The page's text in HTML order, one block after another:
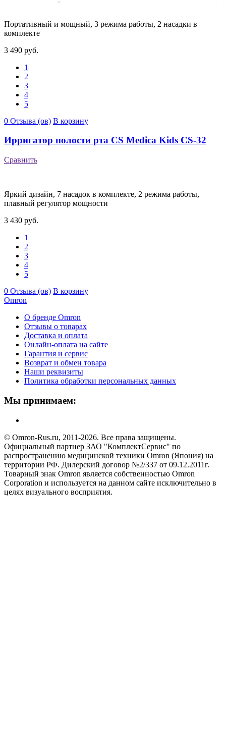
Портативный и мощный, 3 режима работы, 2 насадки в
комплекте
3 490 руб.
1
2
3
4
5
0 Отзыва (ов) В корзину
Ирригатор полости рта CS Medica Kids CS-32
Сравнить
Яркий дизайн, 7 насадок в комплекте, 2 режима работы,
плавный регулятор мощности
3 430 руб.
1
2
3
4
5
0 Отзыва (ов) В корзину
Omron
О бренде Omron
Отзывы о товарах
Доставка и оплата
Онлайн-оплата на сайте
Гарантия и сервис
Возврат и обмен товара
Наши реквизиты
Политика обработки персональных данных
Мы принимаем:
© Omron-Rus.ru, 2011-2026. Все права защищены.
Официальный партнер ЗАО "КомплектСервис" по
распространению медицинской техники Omron (Япония) на
территории РФ. Дилерский договор №2/337 от 09.12.2011г.
Товарный знак Omron является собственностью Omron
Corporation и используется на данном сайте исключительно в
целях визуального восприятия.